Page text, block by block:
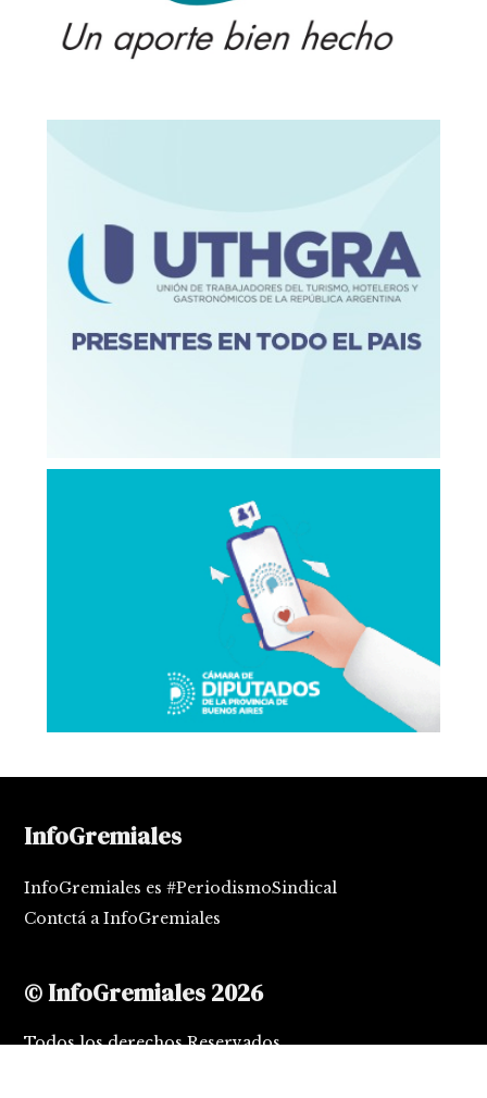
InfoGremiales
InfoGremiales es #PeriodismoSindical
Contctá a InfoGremiales
© InfoGremiales 2026
Todos los derechos Reservados